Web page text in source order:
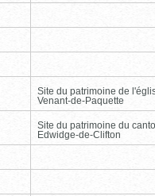
Site du patrimoine de
Venant-de-Paquette
Site du patrimoine du
Edwidge-de-Clifton